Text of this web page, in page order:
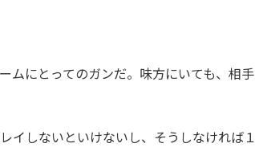
ムにとってのガンだ。味方にいても、相手
イしないといけないし、そうしなければ１